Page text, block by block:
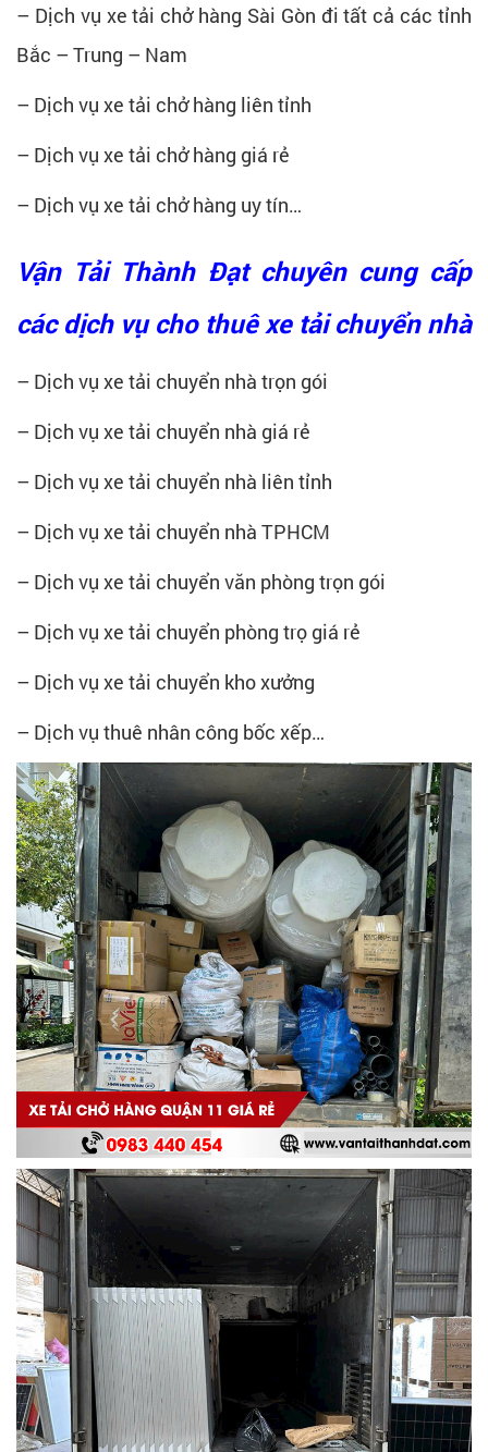
– Dịch vụ xe tải chở hàng Sài Gòn đi tất cả các tỉnh
Bắc – Trung – Nam
– Dịch vụ xe tải chở hàng liên tỉnh
– Dịch vụ xe tải chở hàng giá rẻ
– Dịch vụ xe tải chở hàng uy tín…
Vận Tải Thành Đạt chuyên cung cấp
các dịch vụ cho thuê xe tải chuyển nhà
– Dịch vụ xe tải chuyển nhà trọn gói
– Dịch vụ xe tải chuyển nhà giá rẻ
– Dịch vụ xe tải chuyển nhà liên tỉnh
– Dịch vụ xe tải chuyển nhà TPHCM
– Dịch vụ xe tải chuyển văn phòng trọn gói
– Dịch vụ xe tải chuyển phòng trọ giá rẻ
– Dịch vụ xe tải chuyển kho xưởng
– Dịch vụ thuê nhân công bốc xếp…